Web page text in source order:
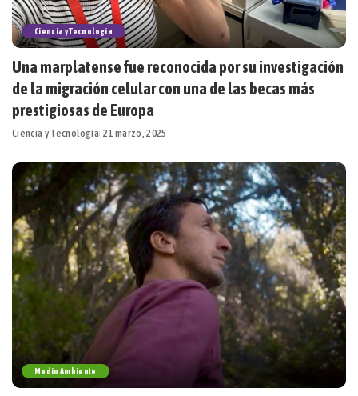
Ciencia y Tecnología
Una marplatense fue reconocida por su investigación
de la migración celular con una de las becas más
prestigiosas de Europa
Ciencia y Tecnología 21 marzo, 2025
Medio Ambiente